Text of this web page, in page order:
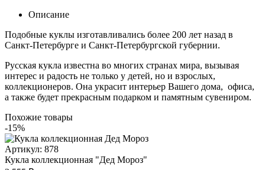
Описание
Подобные куклы изготавливались более 200 лет назад в
Санкт-Петербурге и Санкт-Петербургской губернии.
Русская кукла известна во многих странах мира, вызывая
интерес и радость не только у детей, но и взрослых,
коллекционеров. Она украсит интерьер Вашего дома, офиса,
а также будет прекрасным подарком и памятным сувениром.
Похожие товары
-15%
Артикул: 878
Кукла коллекционная "Дед Мороз"